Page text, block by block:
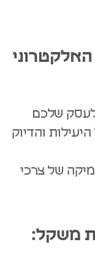
שלכם
והדיוק
של צרכי
משקל: